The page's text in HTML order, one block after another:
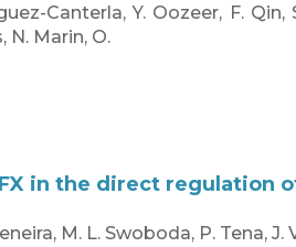
Canterla, Y. Oozeer, F. Qin,
N. Marin, O.
in the direct regulation
M. L. Swoboda, P. Tena, J.